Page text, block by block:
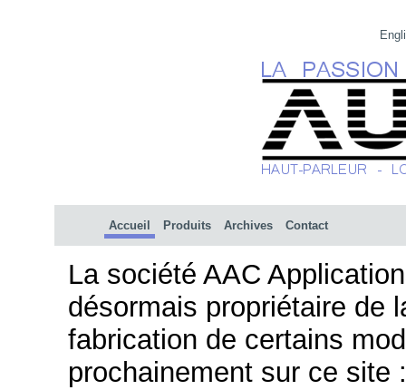
Accueil Produits Archives Contact
La société AAC
désormais propriétaire de
fabrication de certains
prochainement sur ce site :